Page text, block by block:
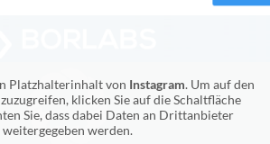
Platzhalterinhalt von Instagram. Um auf den
klicken Sie auf die Schaltfläche
Sie, dass dabei Daten an Drittanbieter
weitergegeben werden.